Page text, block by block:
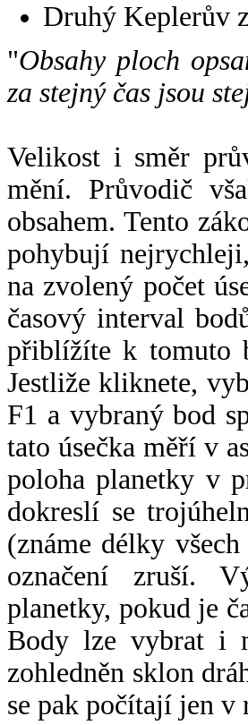
Druhý Keplerův
"Obsahy ploch
za stejný čas jsou
Velikost i směr
mění. Průvodič
obsahem. Tento
pohybují
na zvolený počet
časový interval
přiblížíte k tomuto
Jestliže kliknete,
F1 a vybraný bod
tato úsečka měří v
poloha planetky v
dokreslí se
(známe délky
označení zruší.
planetky, pokud je
Body lze vybrat i
zohledněn sklon
se pak počítají jen